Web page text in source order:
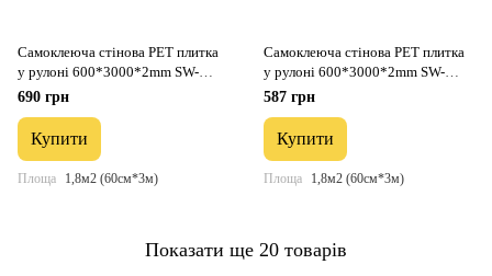
Самоклеюча стінова PET плитка
у рулоні 600*3000*2mm SW-
00001690
690 грн
Купити
Площа 1,8м2 (60см*3м)
Самоклеюча стінова PET плитка
у рулоні 600*3000*2mm SW-
00001691
587 грн
Купити
Площа 1,8м2 (60см*3м)
Показати ще 20 товарів